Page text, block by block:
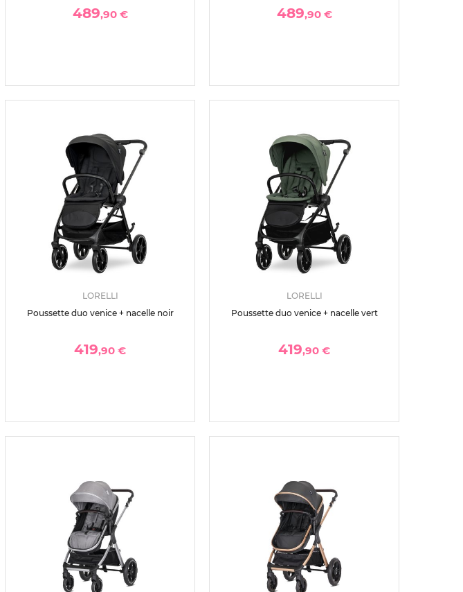
489,90 € 489,90 €
LORELLI
Poussette duo venice + nacelle noir
419,90 €
LORELLI
Poussette duo venice + nacelle vert
419,90 €